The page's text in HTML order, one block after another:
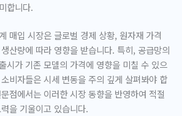
합니다.
매입 시장은 글로벌 경제 상황, 원자재 가격
산량에 따라 영향을 받습니다. 특히, 공급망의
시가 기존 모델의 가격에 영향을 미칠 수 있으
비자들은 시세 변동을 주의 깊게 살펴봐야 합
점에서는 이러한 시장 동향을 반영하여 적절
을 기울이고 있습니다.